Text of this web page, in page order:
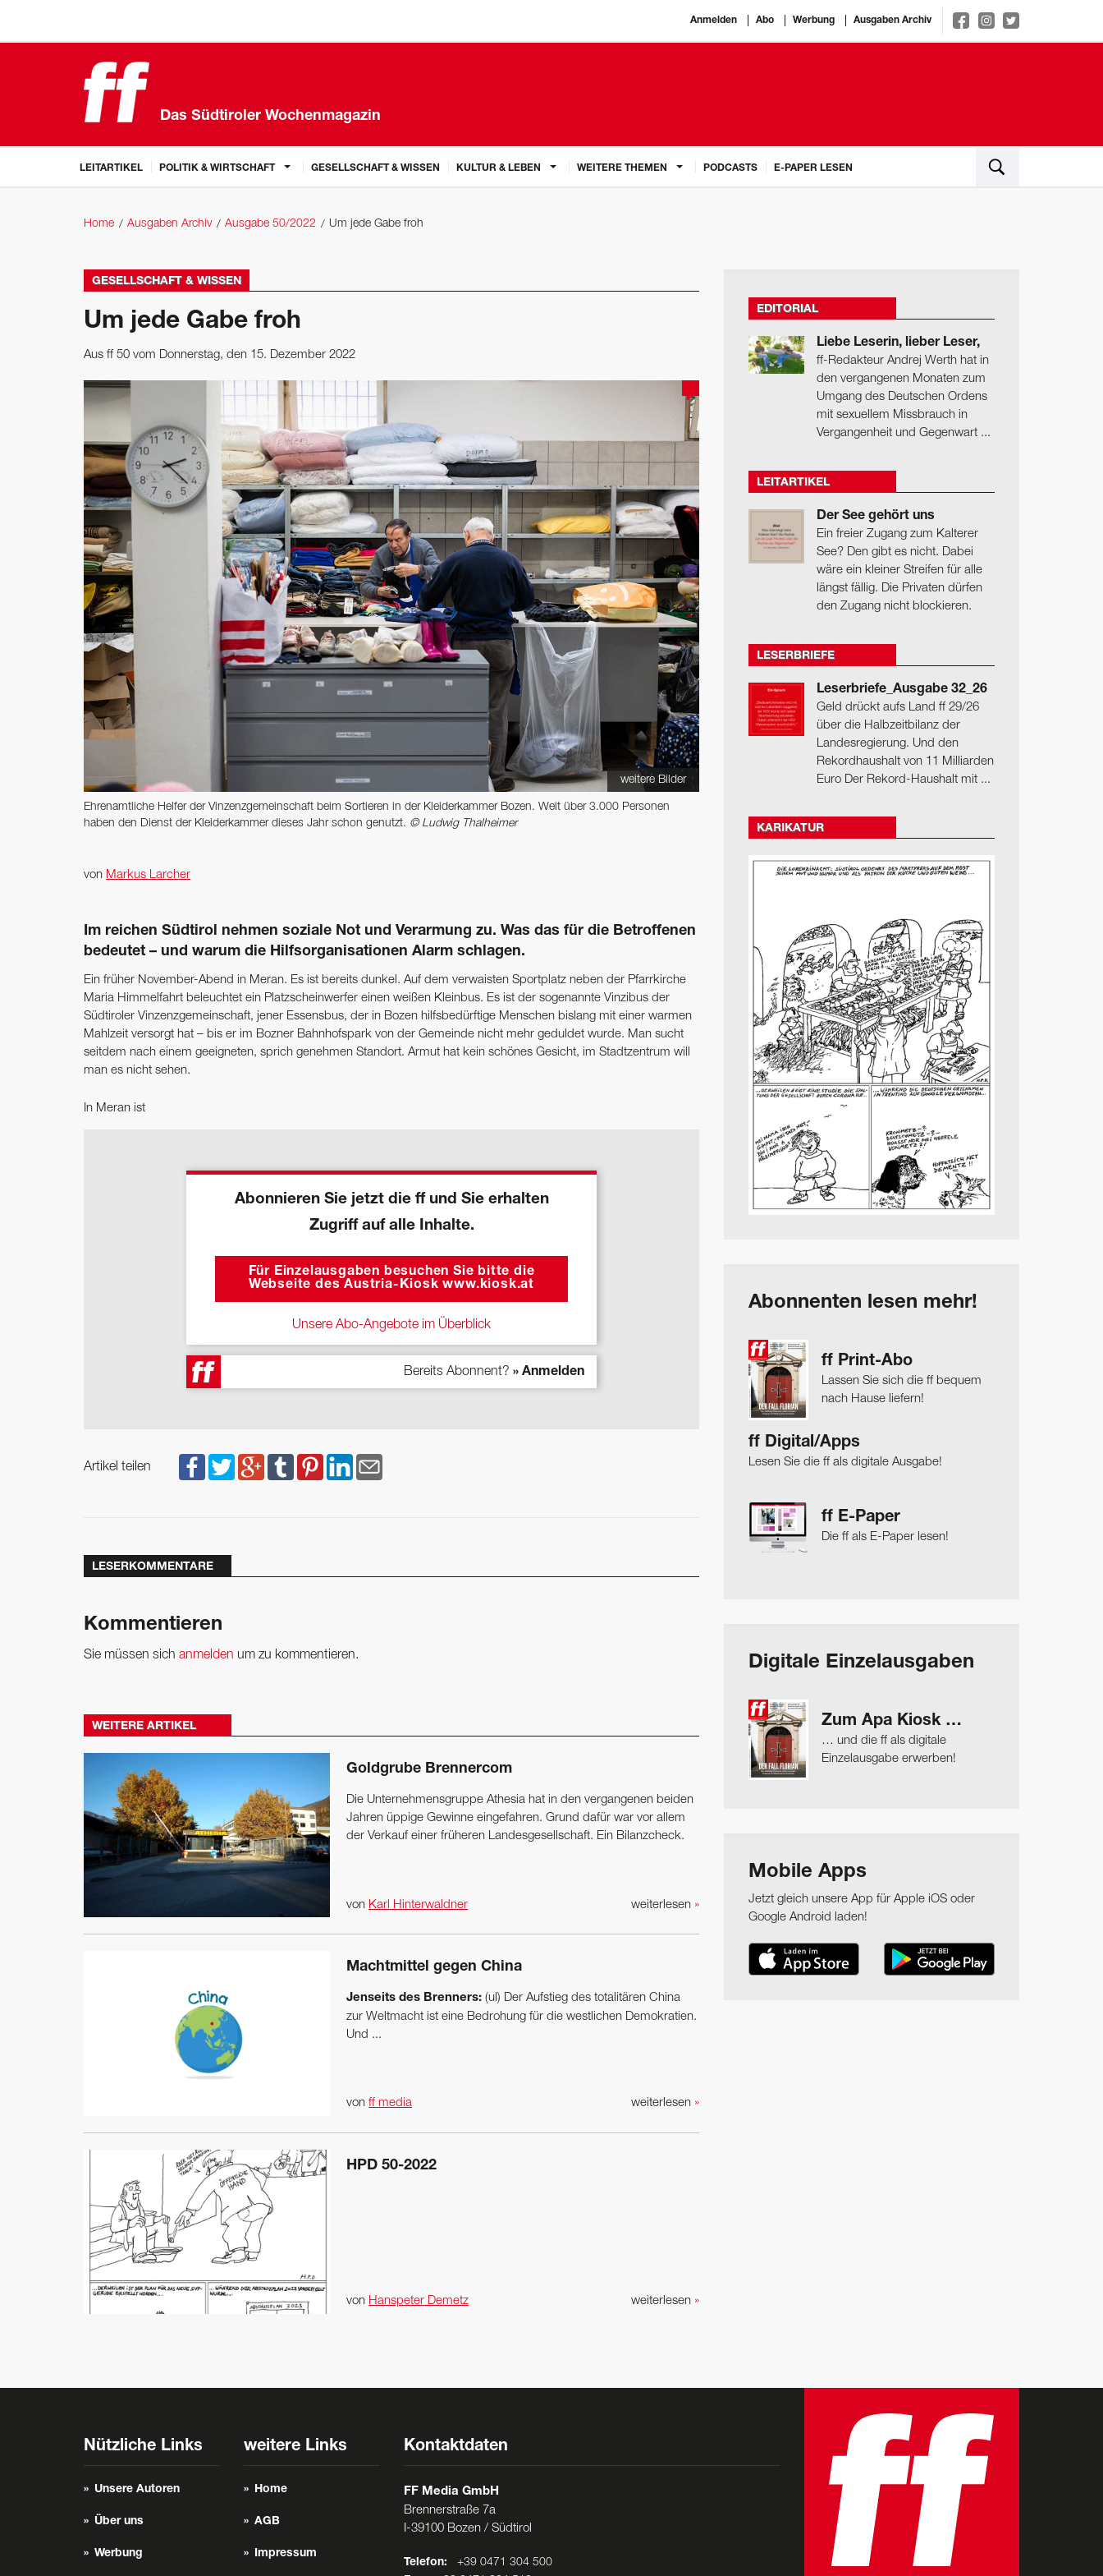
Anmelden Abo Werbung Ausgaben Archiv
Das Südtiroler Wochenmagazin
LEITARTIKEL POLITIK & WIRTSCHAFT GESELLSCHAFT & WISSEN KULTUR & LEBEN WEITERE THEMEN PODCASTS E-PAPER LESEN
Home Ausgaben Archiv Ausgabe 50/2022 Um jede Gabe froh
GESELLSCHAFT & WISSEN
Um jede Gabe froh
Aus ff 50 vom Donnerstag, den 15. Dezember 2022
weitere Bilder
Ehrenamtliche Helfer der Vinzenzgemeinschaft beim Sortieren in der Kleider­kammer Bozen. Weit über 3.000 Personen
haben den Dienst der Kleiderkammer dieses Jahr schon genutzt. © Ludwig Thalheimer
von Markus Larcher
Im reichen Südtirol nehmen soziale Not und ­Verarmung zu. Was das für die Betroffenen
­bedeutet – und warum die Hilfsorganisationen Alarm schlagen.
Ein früher November-Abend in Meran. Es ist bereits dunkel. Auf dem verwaisten Sportplatz neben der Pfarrkirche
Maria Himmelfahrt beleuchtet ein Platzscheinwerfer einen weißen Kleinbus. Es ist der sogenannte Vinzibus der
Südtiroler Vinzenzgemeinschaft, jener Essensbus, der in Bozen hilfsbedürftige Menschen bislang mit einer warmen
Mahlzeit versorgt hat – bis er im Bozner Bahnhofspark von der Gemeinde nicht mehr geduldet wurde. Man sucht
seitdem nach einem geeigneten, sprich genehmen Standort. Armut hat kein schönes Gesicht, im Stadtzentrum will
man es nicht sehen.
In Meran ist
Abonnieren Sie jetzt die ff und Sie erhalten
Zugriff auf alle Inhalte.
Für Einzelausgaben besuchen Sie bitte die
Webseite des Austria-Kiosk www.kiosk.at
Unsere Abo-Angebote im Überblick
Bereits Abonnent? » Anmelden
Artikel teilen
LESERKOMMENTARE
Kommentieren
Sie müssen sich anmelden um zu kommentieren.
WEITERE ARTIKEL
Goldgrube Brennercom
Die Unternehmensgruppe Athesia hat in den vergangenen beiden
Jahren üppige Gewinne eingefahren. Grund dafür war vor allem
der Verkauf einer früheren Landesgesellschaft. Ein Bilanzcheck.
weiterlesen »
von Karl Hinterwaldner
Machtmittel gegen China
Jenseits des Brenners: (ul) Der Aufstieg des totalitären China
zur Weltmacht ist eine Bedrohung für die westlichen Demokratien.
Und ...
weiterlesen »
von ff media
HPD 50-2022
weiterlesen »
von Hanspeter Demetz
EDITORIAL
Liebe Leserin, lieber Leser,
ff-Redakteur Andrej Werth hat in
den vergangenen Monaten zum
Umgang des Deutschen Ordens
mit sexuellem Missbrauch in
Vergangenheit und Gegenwart ...
LEITARTIKEL
Der See gehört uns
Ein freier Zugang zum Kalterer
See? Den gibt es nicht. Dabei
wäre ein kleiner Streifen für alle
längst fällig. Die Privaten dürfen
den Zugang nicht blockieren.
LESERBRIEFE
Leserbriefe_Ausgabe 32_26
Geld drückt aufs Land ff 29/26
über die Halbzeitbilanz der
Landesregierung. Und den
Rekordhaushalt von 11 Milliarden
Euro Der Rekord-Haushalt mit ...
KARIKATUR
Abonnenten lesen mehr!
ff Print-Abo
Lassen Sie sich die ff bequem
nach Hause liefern!
ff Digital/Apps
Lesen Sie die ff als digitale Ausgabe!
ff E-Paper
Die ff als E-Paper lesen!
Digitale Einzelausgaben
Zum Apa Kiosk …
… und die ff als digitale
Einzelausgabe erwerben!
Mobile Apps
Jetzt gleich unsere App für Apple iOS oder
Google Android laden!
Nützliche Links
Unsere Autoren
Über uns
Werbung
weitere Links
Home
AGB
Impressum
Kontaktdaten
FF Media GmbH
Brennerstraße 7a
I-39100 Bozen / Südtirol
Telefon: +39 0471 304 500